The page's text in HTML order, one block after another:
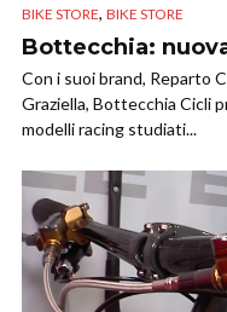
BIKE STORE, BIKE STORE
Bottecchia:
Con i suoi brand, Reparto
Graziella, Bottecchia Cicli
modelli racing studiati...